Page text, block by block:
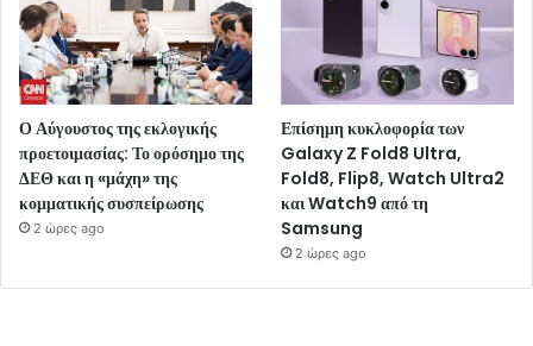
Ο Αύγουστος της εκλογικής
προετοιμασίας: Το ορόσημο της
ΔΕΘ και η «μάχη» της
κομματικής συσπείρωσης
2 ώρες ago
Επίσημη κυκλοφορία των
Galaxy Z Fold8 Ultra,
Fold8, Flip8, Watch Ultra2
και Watch9 από τη
Samsung
2 ώρες ago